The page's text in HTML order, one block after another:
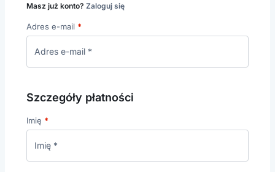
Masz już konto? Zaloguj się
Adres e-mail *
Szczegóły płatności
Imię *